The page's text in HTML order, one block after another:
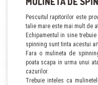
Pescuitul rapitorilor este
talie mare este mai mult de
Echipamentul in sine
spinning sunt tinta acestui
Fara o mulineta de
poata scapa in urma unui
cazurilor.
Trebuie inteles ca